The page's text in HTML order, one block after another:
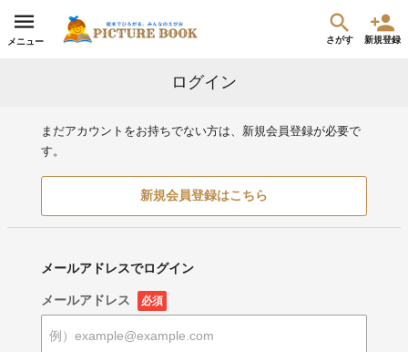
メニュー さがす 新規登録
ログイン
まだアカウントをお持ちでない方は、新規会員登録が必要で
す。
新規会員登録はこちら
メールアドレスでログイン
メールアドレス 必須